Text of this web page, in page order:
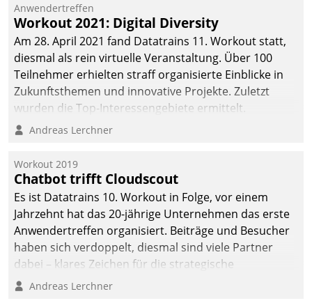
Cloud-Strategien und -
Lösungen mit hohem
Zukunftspotenzial.
Anwendertreffen
Workout 2021: Digital Diversity
Am 28. April 2021 fand Datatrains 11. Workout statt,
diesmal als rein virtuelle Veranstaltung. Über 100
Teilnehmer erhielten straff organisierte Einblicke in
Zukunftsthemen und innovative Projekte. Zuletzt
wurden die Top-Interessengebiete ermittelt.
Andreas Lerchner
Workout 2019
Chatbot trifft Cloudscout
Es ist Datatrains 10. Workout in Folge, vor einem
Jahrzehnt hat das 20-jährige Unternehmen das erste
Anwendertreffen organisiert. Beiträge und Besucher
haben sich verdoppelt, diesmal sind viele Partner
dabei – klares Zeichen für die strategische
Fokussierung auf den Kunden.
Andreas Lerchner